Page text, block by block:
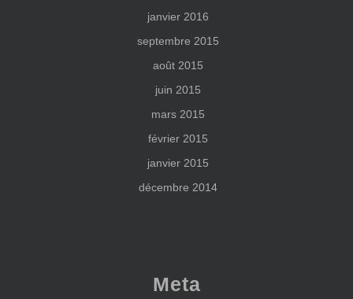
janvier 2016
septembre 2015
août 2015
juin 2015
mars 2015
février 2015
janvier 2015
décembre 2014
Meta